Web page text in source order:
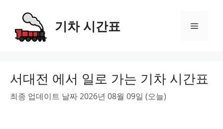
content
기차 시간표 Menu
서대전 에서 일로 가는 기차 시간표
최종 업데이트 날짜 2026년 08월 09일 (오늘)